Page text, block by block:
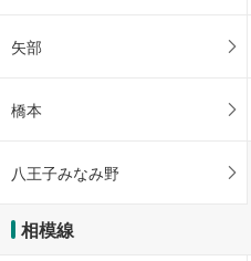
矢部
橋本
八王子みなみ野
相模線